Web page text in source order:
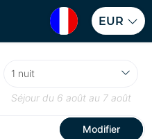
EUR
Séjour du 6 août au 7 août
Modifier